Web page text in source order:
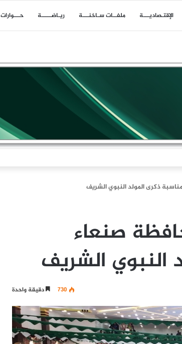
اﻹقتـصاديـــة ملفــات سـاخنـــة ريـاضـــــة حـــوارات
الرويك والعبر والثنية والوديعة
ذكرى المولد النبوي الشريف
صنعاء
النبوي الشريف
730 دقيقة واحدة